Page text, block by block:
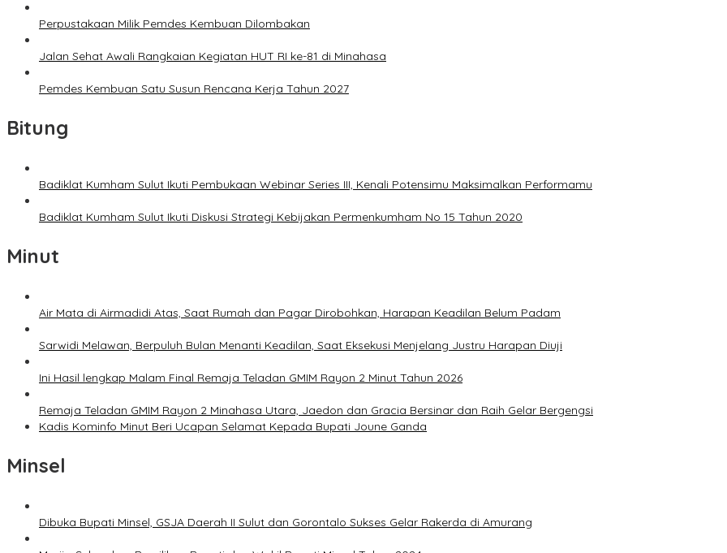
Perpustakaan Milik Pemdes Kembuan Dilombakan
Jalan Sehat Awali Rangkaian Kegiatan HUT RI ke-81 di Minahasa
Pemdes Kembuan Satu Susun Rencana Kerja Tahun 2027
Bitung
Badiklat Kumham Sulut Ikuti Pembukaan Webinar Series III, Kenali Potensimu Maksimalkan Performamu
Badiklat Kumham Sulut Ikuti Diskusi Strategi Kebijakan Permenkumham No 15 Tahun 2020
Minut
Air Mata di Airmadidi Atas, Saat Rumah dan Pagar Dirobohkan, Harapan Keadilan Belum Padam
Sarwidi Melawan, Berpuluh Bulan Menanti Keadilan, Saat Eksekusi Menjelang Justru Harapan Diuji
Ini Hasil lengkap Malam Final Remaja Teladan GMIM Rayon 2 Minut Tahun 2026
Remaja Teladan GMIM Rayon 2 Minahasa Utara, Jaedon dan Gracia Bersinar dan Raih Gelar Bergengsi
Kadis Kominfo Minut Beri Ucapan Selamat Kepada Bupati Joune Ganda
Minsel
Dibuka Bupati Minsel, GSJA Daerah II Sulut dan Gorontalo Sukses Gelar Rakerda di Amurang